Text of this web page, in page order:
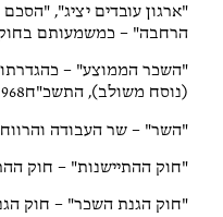
"ארגון עובדים יציג",
הרחבה" – כמשמעותם בחוק
(נוסח משולב), התשכ"ח1968-;
"השר" – שר העבודה
"חוק ההתיישנות" – חוק
"חוק הגנת השכר" – חוק הגנת